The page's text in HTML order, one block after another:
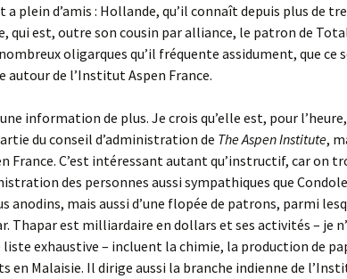
a plein d’amis : Hollande, qu’il connaît depuis plus de
qui est, outre son cousin par alliance, le patron de
oligarques qu’il fréquente assidument, que ce
autour de l’Institut Aspen France.
information de plus. Je crois qu’elle est, pour l’heure,
du conseil d’administration de The Aspen Institute,
France. C’est intéressant autant qu’instructif, car on
des personnes aussi sympathiques que
anodins, mais aussi d’une flopée de patrons, parmi
Thapar est milliardaire en dollars et ses activités – je
liste exhaustive – incluent la chimie, la production de
en Malaisie. Il dirige aussi la branche indienne de